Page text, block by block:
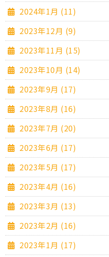
2024年1月 (11)
2023年12月 (9)
2023年11月 (15)
2023年10月 (14)
2023年9月 (17)
2023年8月 (16)
2023年7月 (20)
2023年6月 (17)
2023年5月 (17)
2023年4月 (16)
2023年3月 (13)
2023年2月 (16)
2023年1月 (17)